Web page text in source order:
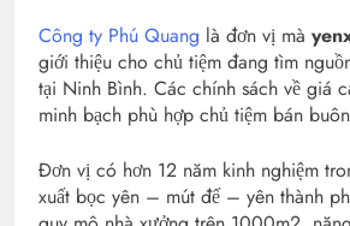
Công ty Phú Quang là đơn vị mà
giới thiệu cho chủ tiệm đang tìm
tại Ninh Bình. Các chính sách về giá
minh bạch phù hợp chủ tiệm bán
Đơn vị có hơn 12 năm kinh nghiệm
xuất bọc yên – mút đế – yên thành